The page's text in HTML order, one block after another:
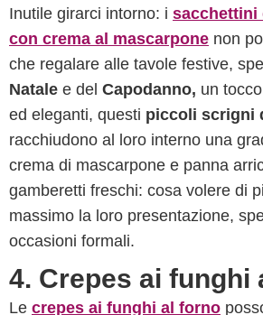
Inutile girarci intorno: i sacchettini
con crema al mascarpone non
che regalare alle tavole festive,
Natale e del Capodanno, un
ed eleganti, questi piccoli scrigni
racchiudono al loro interno una
crema di mascarpone e panna
gamberetti freschi: cosa volere di
massimo la loro presentazione,
occasioni formali.
4. Crepes ai funghi
Le crepes ai funghi al forno